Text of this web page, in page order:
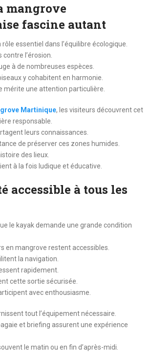
mangrove
fascine autant
rôle essentiel dans l’équilibre écologique.
l’érosion.
à de nombreuses espèces.
y cohabitent en harmonie.
mérite une attention particulière.
Martinique, les visiteurs découvrent cet
responsable.
leurs connaissances.
de préserver ces zones humides.
des lieux.
à la fois ludique et éducative.
accessible à tous les
le kayak demande une grande condition
en mangrove restent accessibles.
la navigation.
rapidement.
cette sortie sécurisée.
avec enthousiasme.
tout l’équipement nécessaire.
et briefing assurent une expérience
le matin ou en fin d’après-midi.